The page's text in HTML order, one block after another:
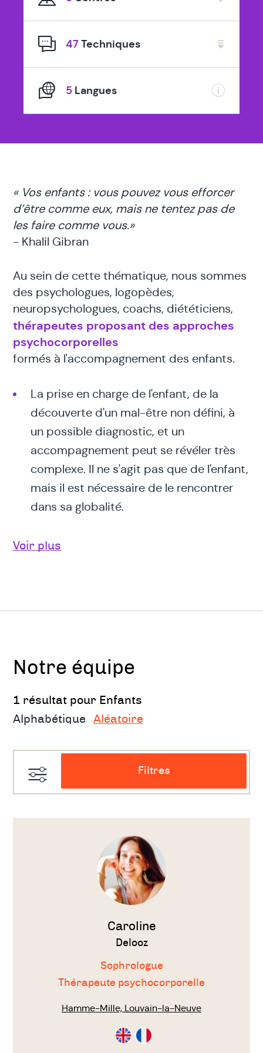
en
47 Techniques
5 Langues
« Vos enfants : vous pouvez vous efforcer
d’être comme eux, mais ne tentez pas de
les faire comme vous.»
- Khalil Gibran
Au sein de cette thématique, nous sommes
des psychologues, logopèdes,
neuropsychologues, coachs, diététiciens,
thérapeutes proposant des approches
psychocorporelles
formés à l'accompagnement des enfants.
La prise en charge de l'enfant, de la
découverte d'un mal-être non défini, à
un possible diagnostic, et un
accompagnement peut se révéler très
complexe. Il ne s'agit pas que de l'enfant,
mais il est nécessaire de le rencontrer
dans sa globalité.
thérapeutique peut vous aider à trouver
l'approche peut être multidisciplinaire
Colères faciles, difficulté à gérer ses
Anxiété, stress, manque de confiance en
soi
Dégout, phobie de l’école
Dyslexie, dyscalculie
Manque de motivation à l’école, stress
pour les examens, les résultats scolaires
Difficulté à trouver sa place parmi ses
diagnostic de HP
Difficultés à vivre la séparation de ses
Voir plus
Notre équipe
1 résultat pour Enfants
Alphabétique
Aléatoire
Filtres
Voir
Caroline
Delooz
Sophrologue
Thérapeute psychocorporelle
Hamme-Mille, Louvain-la-Neuve
Consultation
en
Consultation
en